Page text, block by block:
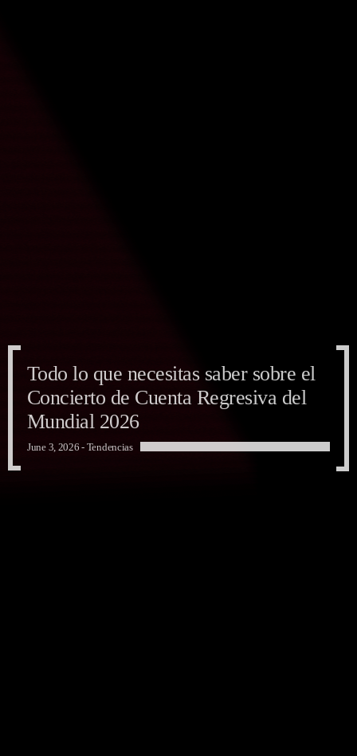
Todo lo que necesitas saber sobre el
Concierto de Cuenta Regresiva del
Mundial 2026
June 3, 2026 - Tendencias